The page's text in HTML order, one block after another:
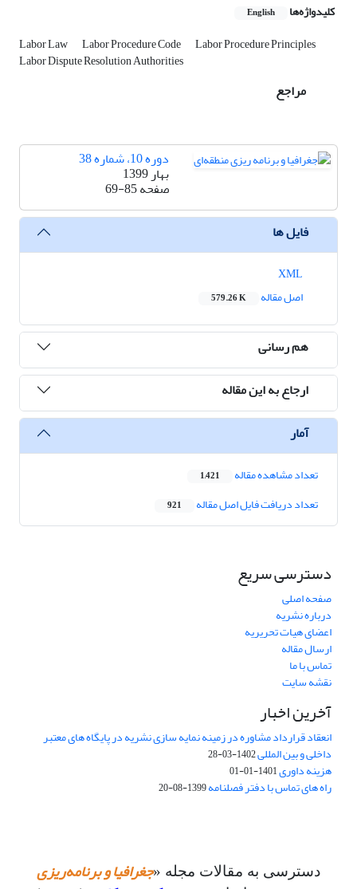
کلیدواژه‌ها English
Labor Law Labor Procedure Code Labor Procedure Principles
Labor Dispute Resolution Authorities
مراجع
دوره 10، شماره 38
بهار 1399
صفحه69-85
فایل ها
اصل مقاله
579.26 K
هم رسانی
ارجاع به این مقاله
آمار
تعداد مشاهده مقاله 1,421
تعداد دریافت فایل اصل مقاله 921
دسترسی سریع
صفحه اصلی
درباره نشریه
اعضای هیات تحریریه
ارسال مقاله
تماس با ما
نقشه سایت
آخرین اخبار
انعقاد قرارداد مشاوره در زمینه نمایه سازی نشریه در پایگاه های معتبر
داخلی و بین المللی1402-03-28
هزینه داوری1401-01-01
راه های تماس با دفتر فصلنامه1399-08-20
دسترسی به مقالات مجله «جغرافیا و برنامه‌ریزی